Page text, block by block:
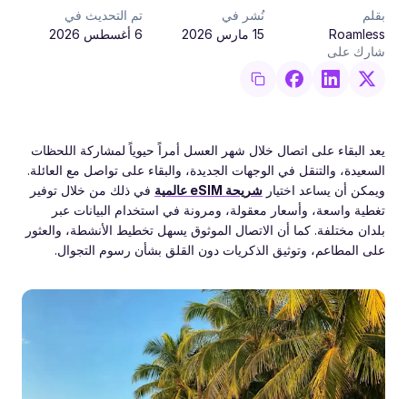
بقلم
Roamless
نُشر في
15 مارس 2026
تم التحديث في
6 أغسطس 2026
شارك على
يعد البقاء على اتصال خلال شهر العسل أمراً حيوياً لمشاركة اللحظات
السعيدة، والتنقل في الوجهات الجديدة، والبقاء على تواصل مع العائلة.
ويمكن أن يساعد اختيار شريحة eSIM عالمية
في ذلك من خلال توفير
تغطية واسعة، وأسعار معقولة، ومرونة في استخدام البيانات عبر
بلدان مختلفة. كما أن الاتصال الموثوق يسهل تخطيط الأنشطة، والعثور
على المطاعم، وتوثيق الذكريات دون القلق بشأن رسوم التجوال.